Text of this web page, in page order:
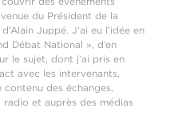
du Président de la
Juppé. J’ai eu l’idée en
Débat National », d’en
le sujet, dont j’ai pris en
avec les intervenants,
des échanges,
et auprès des médias